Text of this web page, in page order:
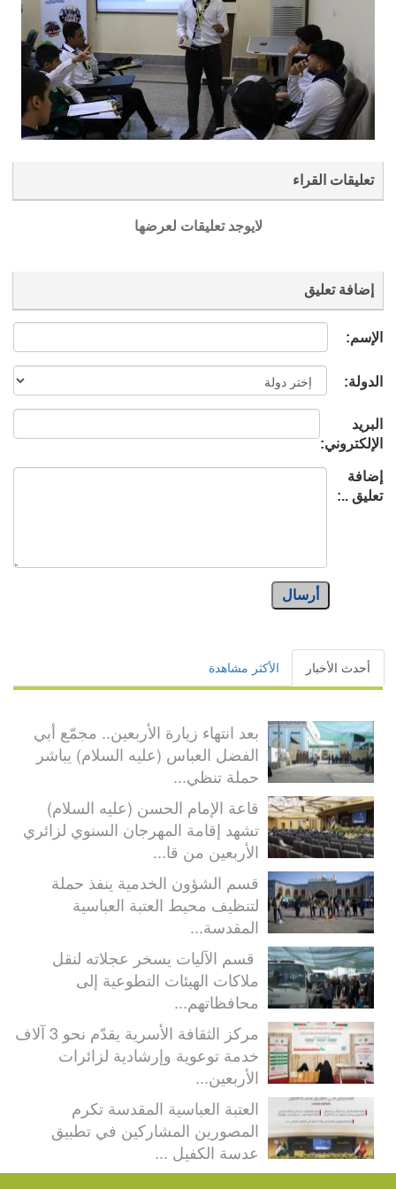
تعليقات القراء
لايوجد تعليقات لعرضها
إضافة تعليق
الإسم:
الدولة:
البريد
الإلكتروني:
إضافة
تعليق ..:
أرسال
أحدث الأخبار الأكثر مشاهدة
بعد انتهاء زيارة الأربعين.. مجمّع أبي
الفضل العباس (عليه السلام) يباشر
حملة تنظي...
قاعة الإمام الحسن (عليه السلام)
تشهد إقامة المهرجان السنوي لزائري
الأربعين من قا...
قسم الشؤون الخدمية ينفذ حملة
لتنظيف محيط العتبة العباسية
المقدسة...
قسم الآليات يسخر عجلاته لنقل
ملاكات الهيئات التطوعية إلى
محافظاتهم...
مركز الثقافة الأسرية يقدّم نحو 3 آلاف
خدمة توعوية وإرشادية لزائرات
الأربعين...
العتبة العباسية المقدسة تكرم
المصورين المشاركين في تطبيق
عدسة الكفيل ...